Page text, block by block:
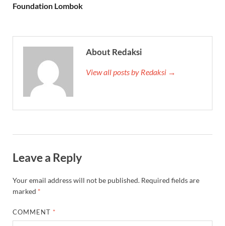
Foundation Lombok
About Redaksi
View all posts by Redaksi →
Leave a Reply
Your email address will not be published. Required fields are
marked *
COMMENT *